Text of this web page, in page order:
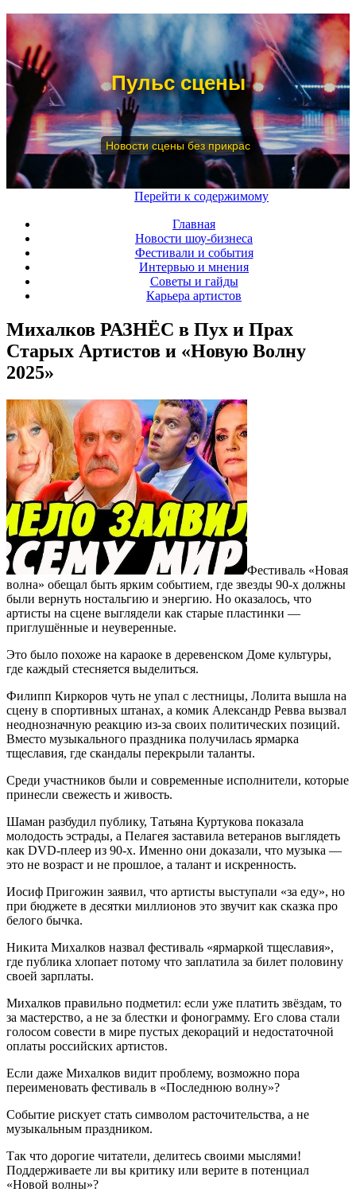
Пульс сцены
Новости сцены без прикрас
Перейти к содержимому
Главная
Новости шоу-бизнеса
Фестивали и события
Интервью и мнения
Советы и гайды
Карьера артистов
Михалков РАЗНЁС в Пух и Прах
Старых Артистов и «Новую Волну
2025»
Фестиваль «Новая
волна» обещал быть ярким событием, где звезды 90-х должны
были вернуть ностальгию и энергию. Но оказалось, что
артисты на сцене выглядели как старые пластинки —
приглушённые и неуверенные.
Это было похоже на караоке в деревенском Доме культуры,
где каждый стесняется выделиться.
Филипп Киркоров чуть не упал с лестницы, Лолита вышла на
сцену в спортивных штанах, а комик Александр Ревва вызвал
неоднозначную реакцию из-за своих политических позиций.
Вместо музыкального праздника получилась ярмарка
тщеславия, где скандалы перекрыли таланты.
Среди участников были и современные исполнители, которые
принесли свежесть и живость.
Шаман разбудил публику, Татьяна Куртукова показала
молодость эстрады, а Пелагея заставила ветеранов выглядеть
как DVD-плеер из 90-х. Именно они доказали, что музыка —
это не возраст и не прошлое, а талант и искренность.
Иосиф Пригожин заявил, что артисты выступали «за еду», но
при бюджете в десятки миллионов это звучит как сказка про
белого бычка.
Никита Михалков назвал фестиваль «ярмаркой тщеславия»,
где публика хлопает потому что заплатила за билет половину
своей зарплаты.
Михалков правильно подметил: если уже платить звёздам, то
за мастерство, а не за блестки и фонограмму. Его слова стали
голосом совести в мире пустых декораций и недостаточной
оплаты российских артистов.
Если даже Михалков видит проблему, возможно пора
переименовать фестиваль в «Последнюю волну»?
Событие рискует стать символом расточительства, а не
музыкальным праздником.
Так что дорогие читатели, делитесь своими мыслями!
Поддерживаете ли вы критику или верите в потенциал
«Новой волны»?